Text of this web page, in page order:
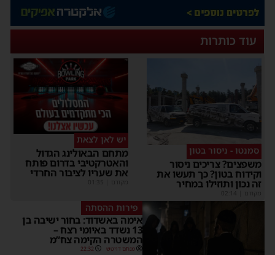
עוד כותרות
סמנטו - ניסור בטון
משפצים? צריכים ניסור
וקידוח בטון? כך תעשו את
זה נכון ותוזילו במחיר
מקודם
יש לאן לצאת
מתחם הבאולינג הגדול
והאטרקטיבי בדרום פותח
את שעריו לציבור החרדי
מקודם
פירות ההסתה
אימה באשדוד: בחור ישיבה בן
13 נשדד באיומי רצח –
המשטרה הקימה צח”מ
מנחם דויטש 22:32